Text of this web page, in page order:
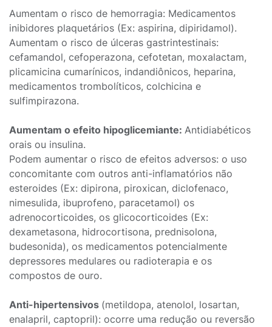
Aumentam o risco de hemorragia: Medicamentos
inibidores plaquetários (Ex: aspirina, dipiridamol).
Aumentam o risco de úlceras gastrintestinais:
cefamandol, cefoperazona, cefotetan, moxalactam,
plicamicina cumarínicos, indandiônicos, heparina,
medicamentos trombolíticos, colchicina e
sulfimpirazona.
Aumentam o efeito hipoglicemiante: Antidiabéticos
orais ou insulina.
Podem aumentar o risco de efeitos adversos: o uso
concomitante com outros anti-inflamatórios não
esteroides (Ex: dipirona, piroxican, diclofenaco,
nimesulida, ibuprofeno, paracetamol) os
adrenocorticoides, os glicocorticoides (Ex:
dexametasona, hidrocortisona, prednisolona,
budesonida), os medicamentos potencialmente
depressores medulares ou radioterapia e os
compostos de ouro.
Anti-hipertensivos (metildopa, atenolol, losartan,
enalapril, captopril): ocorre uma redução ou reversão